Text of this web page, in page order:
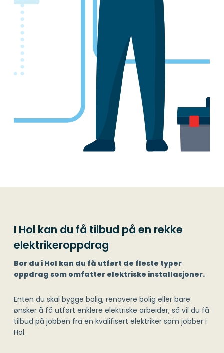
I Hol kan du få tilbud på en rekke
elektrikeroppdrag
Bor du i Hol kan du få utført de fleste typer
oppdrag som omfatter elektriske installasjoner.
Enten du skal bygge bolig, renovere bolig eller bare
ønsker å få utført enklere elektriske arbeider, så vil du få
tilbud på jobben fra en kvalifisert elektriker som jobber i
Hol.